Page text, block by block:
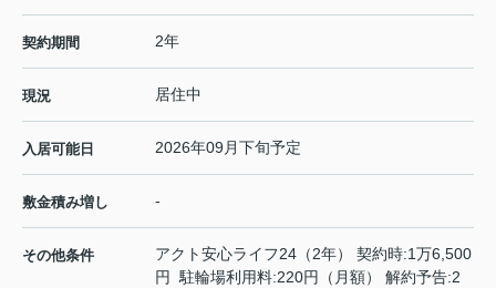
契約期間 2年
現況 居住中
入居可能日 2026年09月下旬予定
敷金積み増し -
その他条件
アクト安心ライフ24（2年） 契約時:1万6,500
円 駐輪場利用料:220円（月額） 解約予告:2